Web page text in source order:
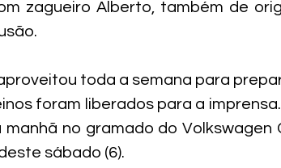
zagueiro Alberto, também de
toda a semana para
foram liberados para a
no gramado do Volkswagen
sábado (6).